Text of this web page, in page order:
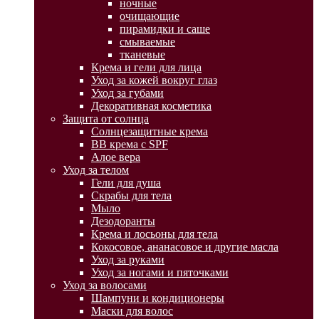
ночные
очищающие
пирамидки и саше
смываемые
тканевые
Крема и гели для лица
Уход за кожей вокруг глаз
Уход за губами
Декоративная косметика
Защита от солнца
Солнцезащитные крема
BB крема с SPF
Алое вера
Уход за телом
Гели для душа
Скрабы для тела
Мыло
Дезодоранты
Крема и лосьоны для тела
Кокосовое, ананасовое и другие масла
Уход за руками
Уход за ногами и пяточками
Уход за волосами
Шампуни и кондиционеры
Маски для волос